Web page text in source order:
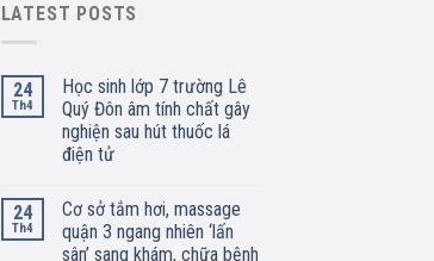
LATEST POSTS
24
Th4
Học sinh lớp 7 trường Lê
Quý Đôn âm tính chất gây
nghiện sau hút thuốc lá
điện tử
24
Th4
Cơ sở tắm hơi, massage
quận 3 ngang nhiên ‘lấn
sân’ sang khám, chữa bệnh